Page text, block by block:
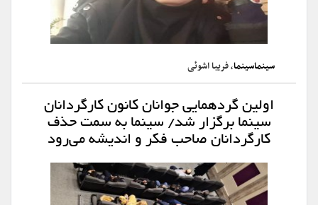
سینماسینما، فریبا اشوئی
اولین گردهمایی جوانان کانون کارگردانان
سینما برگزار شد/ سینما به سمت حذف
کارگردانان صاحب فکر و اندیشه می‌رود